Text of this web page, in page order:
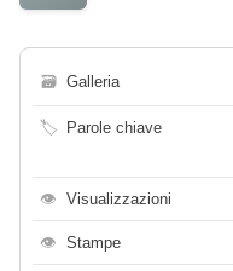
🗃 Galleria
🏷 Parole chiave
👁 Visualizzazioni
👁 Stampe